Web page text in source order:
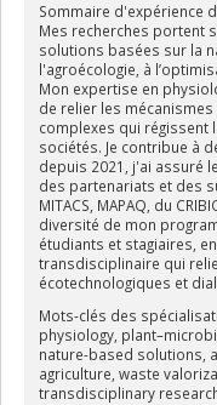
Sommaire d'expérience
Mes recherches portent
solutions basées sur la
l'agroécologie, à
Mon expertise en
de relier les
complexes qui régissent
sociétés. Je contribue à
depuis 2021, j'ai assuré
des partenariats et des
MITACS, MAPAQ, du
diversité de mon
étudiants et stagiaires,
transdisciplinaire qui
écotechnologiques et
Mots-clés des
physiology,
nature-based solutions,
agriculture, waste
transdisciplinary